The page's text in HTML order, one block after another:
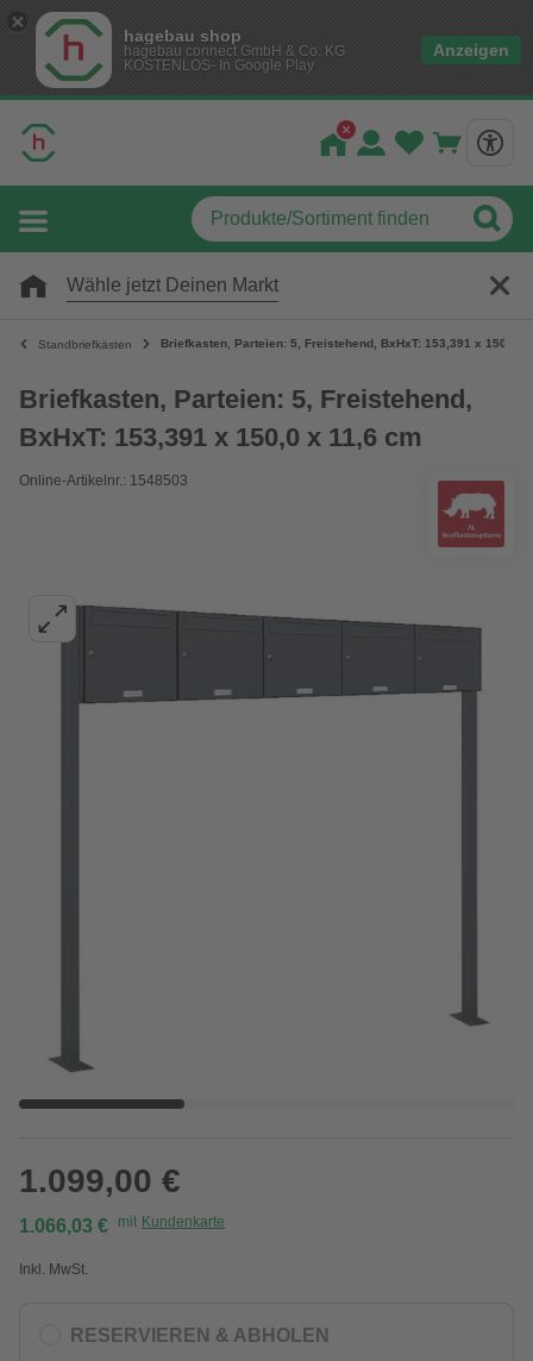
hagebau shop
hagebau connect GmbH & Co. KG
KOSTENLOS- In Google Play
Anzeigen
Wähle jetzt Deinen Markt
Standbriefkästen Briefkasten, Parteien: 5, Freistehend, BxHxT: 153,391 x 150,0 x
Briefkasten, Parteien: 5, Freistehend,
BxHxT: 153,391 x 150,0 x 11,6 cm
Online-Artikelnr.: 1548503
1.099,00 €
1.066,03 € mit Kundenkarte
Inkl. MwSt.
RESERVIEREN & ABHOLEN